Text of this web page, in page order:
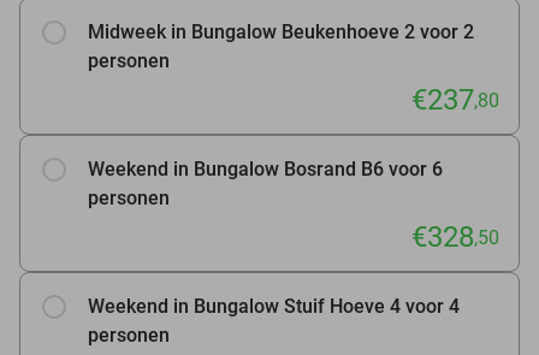
Midweek in Bungalow Beukenhoeve 2 voor 2
personen
€237,80
Weekend in Bungalow Bosrand B6 voor 6
personen
€328,50
Weekend in Bungalow Stuif Hoeve 4 voor 4
personen